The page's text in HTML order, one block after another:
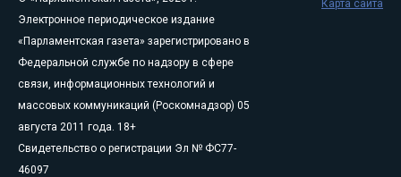
Электронное периодическое издание
«Парламентская газета» зарегистрировано в
Федеральной службе по надзору в сфере
связи, информационных технологий и
массовых коммуникаций (Роскомнадзор) 05
августа 2011 года. 18+
Свидетельство о регистрации Эл № ФС77-
46097
Карта сайта